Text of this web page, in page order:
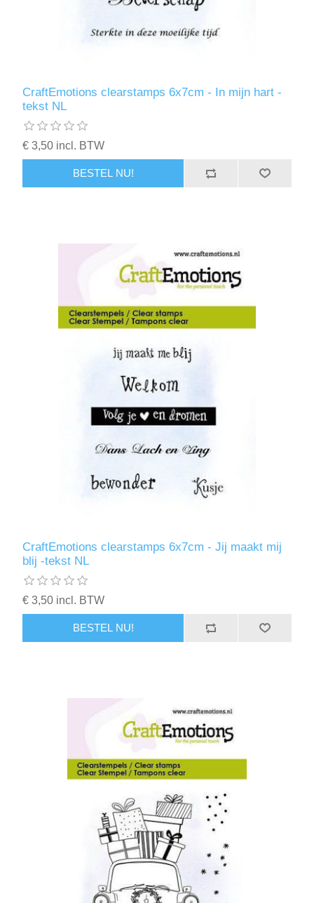
CraftEmotions clearstamps 6x7cm - In mijn hart -
tekst NL
€ 3,50 incl. BTW
BESTEL NU!
CraftEmotions clearstamps 6x7cm - Jij maakt mij
blij -tekst NL
€ 3,50 incl. BTW
BESTEL NU!